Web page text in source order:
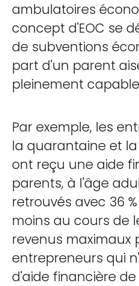
ambulatoires
concept d'EOC se
de subventions
part d'un parent
pleinement
Par exemple, les
la quarantaine et
ont reçu une aide
parents, à l'âge
retrouvés avec 36
moins au cours de
revenus maximaux
entrepreneurs qui
d'aide financière